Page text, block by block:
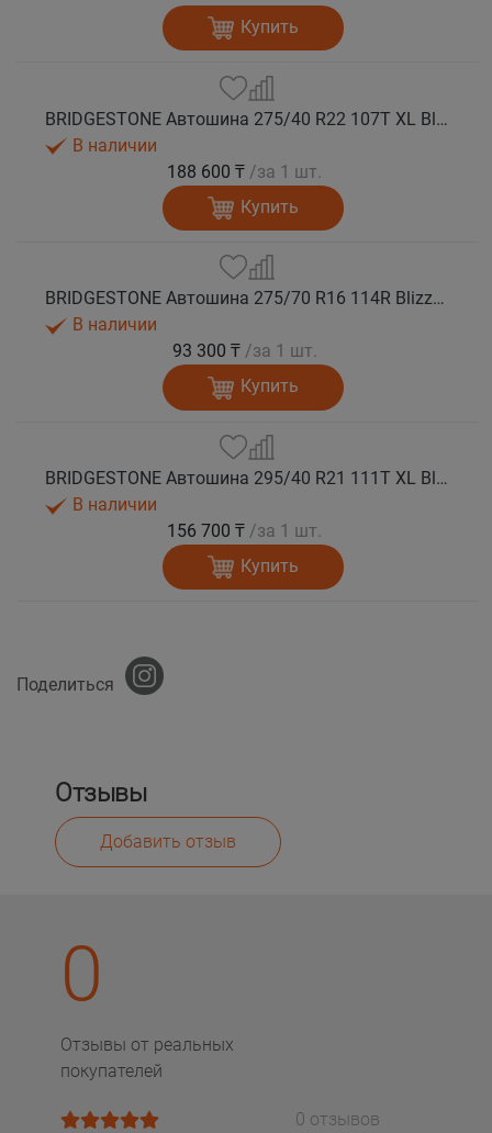
Купить
BRIDGESTONE Автошина 275/40 R22 107T XL Blizzak DM-V3 зима
В наличии
188 600 ₸ /за 1 шт.
Купить
BRIDGESTONE Автошина 275/70 R16 114R Blizzak DM-V3 зима
В наличии
93 300 ₸ /за 1 шт.
Купить
BRIDGESTONE Автошина 295/40 R21 111T XL Blizzak DM-V3 зима
В наличии
156 700 ₸ /за 1 шт.
Купить
Поделиться
Отзывы
Добавить отзыв
0
Отзывы от реальных
покупателей
0 отзывов